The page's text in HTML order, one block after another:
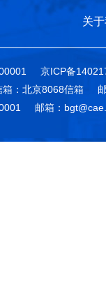
关
京ICP备
箱：北京8068信箱
邮箱：